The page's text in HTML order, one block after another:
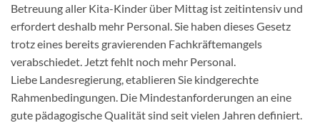
Betreuung aller Kita-Kinder über Mittag ist zeitintensiv und
erfordert deshalb mehr Personal. Sie haben dieses Gesetz
trotz eines bereits gravierenden Fachkräftemangels
verabschiedet. Jetzt fehlt noch mehr Personal.
Liebe Landesregierung, etablieren Sie kindgerechte
Rahmenbedingungen. Die Mindestanforderungen an eine
gute pädagogische Qualität sind seit vielen Jahren definiert.